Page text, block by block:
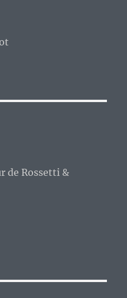
de Rossetti &